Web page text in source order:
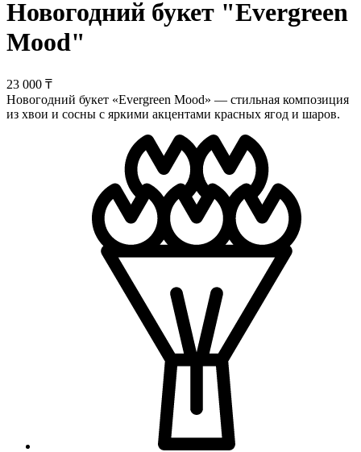
Новогодний букет "Evergreen
Mood"
23 000 ₸
Новогодний букет «Evergreen Mood» — стильная композиция
из хвои и сосны с яркими акцентами красных ягод и шаров.